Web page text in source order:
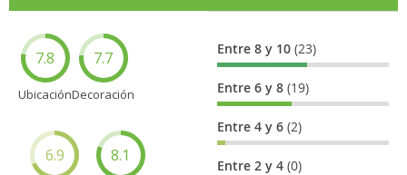
7.8
Ubicación
7.7
Decoración
6.9 8.1
Entre 8 y 10(23)
Entre 6 y 8(19)
Entre 4 y 6(2)
Entre 2 y 4(0)